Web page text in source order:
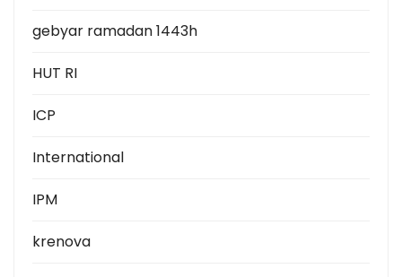
gebyar ramadan 1443h
HUT RI
ICP
International
IPM
krenova